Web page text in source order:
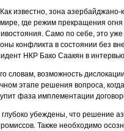
Как известно, зона
мире, где режим прекращения
Само по себе, это
конфликта в состоянии без
НКР Бако Саакян в
словам, возможность
этапе решения вопроса,
фаза имплементации
убеждены, что решение
Также необходимо